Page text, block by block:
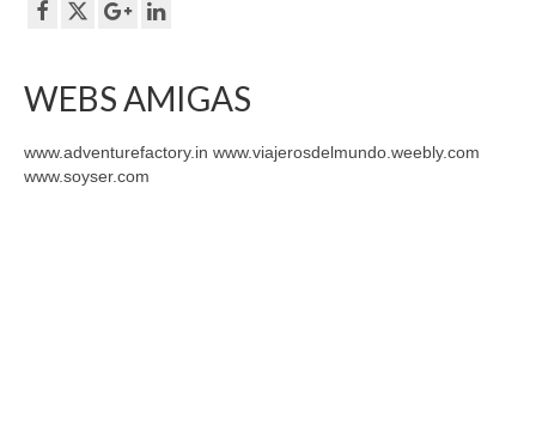
WEBS AMIGAS
www.adventurefactory.in www.viajerosdelmundo.weebly.com
www.soyser.com